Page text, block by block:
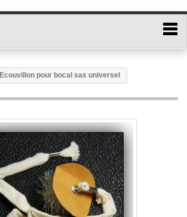
Ecouvillon pour bocal sax universel